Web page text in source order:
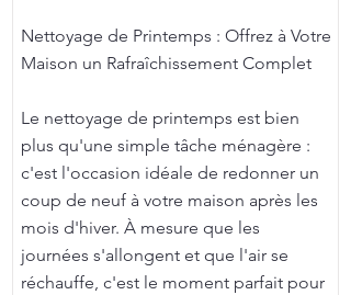
Nettoyage de Printemps : Offrez à Votre
Maison un Rafraîchissement Complet
Le nettoyage de printemps est bien
plus qu'une simple tâche ménagère :
c'est l'occasion idéale de redonner un
coup de neuf à votre maison après les
mois d'hiver. À mesure que les
journées s'allongent et que l'air se
réchauffe, c'est le moment parfait pour